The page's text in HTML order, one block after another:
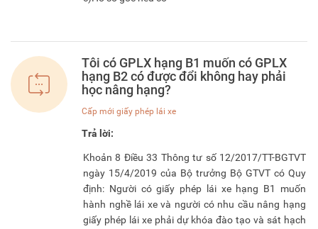
Tôi có GPLX hạng B1 muốn có GPLX
hạng B2 có được đổi không hay phải
học nâng hạng?
Cấp mới giấy phép lái xe
Trả lời: